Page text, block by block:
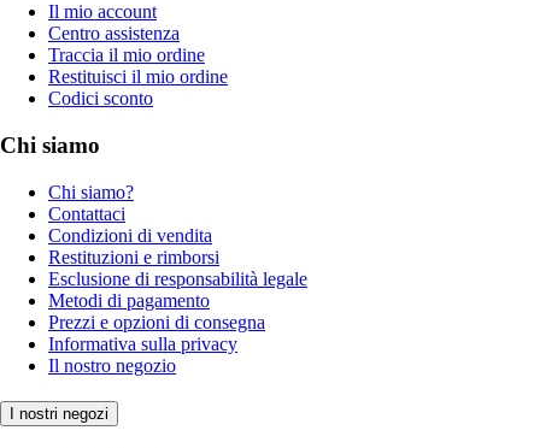
Il mio account
Centro assistenza
Traccia il mio ordine
Restituisci il mio ordine
Codici sconto
Chi siamo
Chi siamo?
Contattaci
Condizioni di vendita
Restituzioni e rimborsi
Esclusione di responsabilità legale
Metodi di pagamento
Prezzi e opzioni di consegna
Informativa sulla privacy
Il nostro negozio
I nostri negozi